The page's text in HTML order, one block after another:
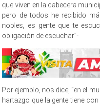
que viven en la cabecera
pero de todos he recibido
nobles, es gente que te
obligación de escuchar”-
Por ejemplo, nos dice, “en el
hartazgo que la gente tiene